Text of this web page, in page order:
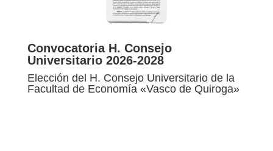
Convocatoria H. Consejo
Universitario 2026-2028
Elección del H. Consejo Universitario de la
Facultad de Economía «Vasco de Quiroga»